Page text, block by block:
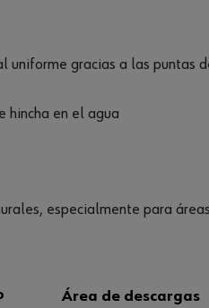
uniforme gracias a las puntas
hincha en el agua
especialmente para
Área de descargas